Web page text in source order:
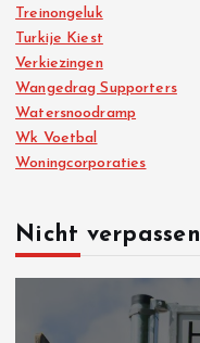
Treinongeluk
Turkije Kiest
Verkiezingen
Wangedrag Supporters
Watersnoodramp
Wk Voetbal
Woningcorporaties
Nicht verpassen